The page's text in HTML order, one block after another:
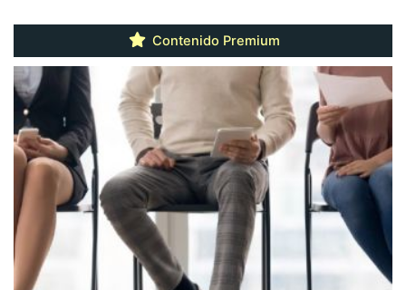
Contenido Premium